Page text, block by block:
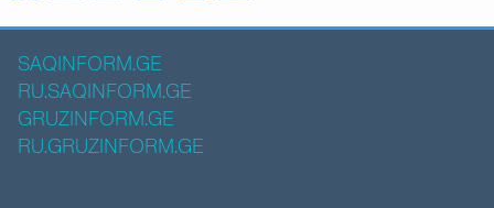
SAQINFORM.GE
RU.SAQINFORM.GE
GRUZINFORM.GE
RU.GRUZINFORM.GE